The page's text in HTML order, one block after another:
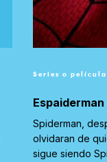
Series o
Spiderman,
olvidaran de
sigue siendo